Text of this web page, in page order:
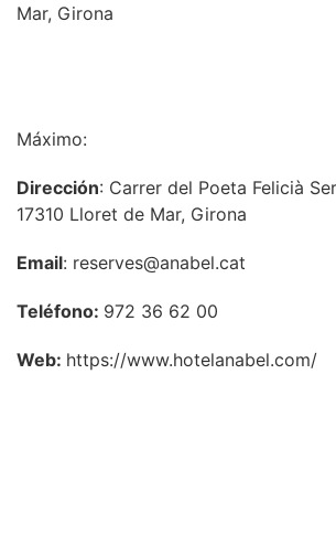
Mar, Girona
Máximo:
Dirección: Carrer del Poeta Felicià
17310 Lloret de Mar, Girona
Email: reserves@anabel.cat
Teléfono: 972 36 62 00
Web: https://www.hotelanabel.com/